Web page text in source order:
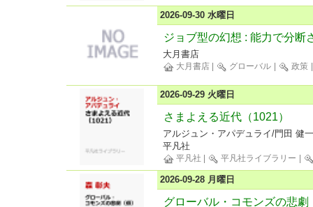
2026-09-30 水曜日
ジョブ型の幻想 : 能力で分断
大月書店
大月書店 グローバル 政策
2026-09-29 火曜日
さまよえる近代（1021）
アルジュン・アパデュライ/門田 健一
平凡社
平凡社 平凡社ライブラリー
2026-09-28 月曜日
グローバル・コモンズの悲劇